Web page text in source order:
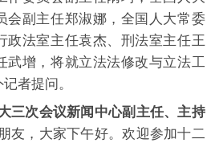
会副主任郑淑娜，全国人大常委
政法室主任袁杰、刑法室主任王
武增，将就立法法修改与立法工
者提问。
三次会议新闻中心副主任、主持
友，大家下午好。欢迎参加十二